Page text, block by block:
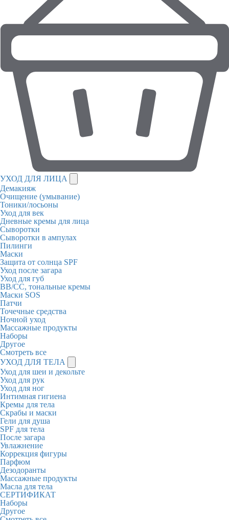
УХОД ДЛЯ ЛИЦА
Демакияж
Очищение (умывание)
Тоники/лосьоны
Уход для век
Дневные кремы для лица
Сыворотки
Сыворотки в ампулах
Пилинги
Маски
Защита от солнца SPF
Уход после загара
Уход для губ
BB/CC, тональные кремы
Маски SOS
Патчи
Точечные средства
Ночной уход
Массажные продукты
Наборы
Другое
Смотреть все
УХОД ДЛЯ ТЕЛА
Уход для шеи и декольте
Уход для рук
Уход для ног
Интимная гигиена
Кремы для тела
Скрабы и маски
Гели для душа
SPF для тела
После загара
Увлажнение
Коррекция фигуры
Парфюм
Дезодоранты
Массажные продукты
Масла для тела
СЕРТИФИКАТ
Наборы
Другое